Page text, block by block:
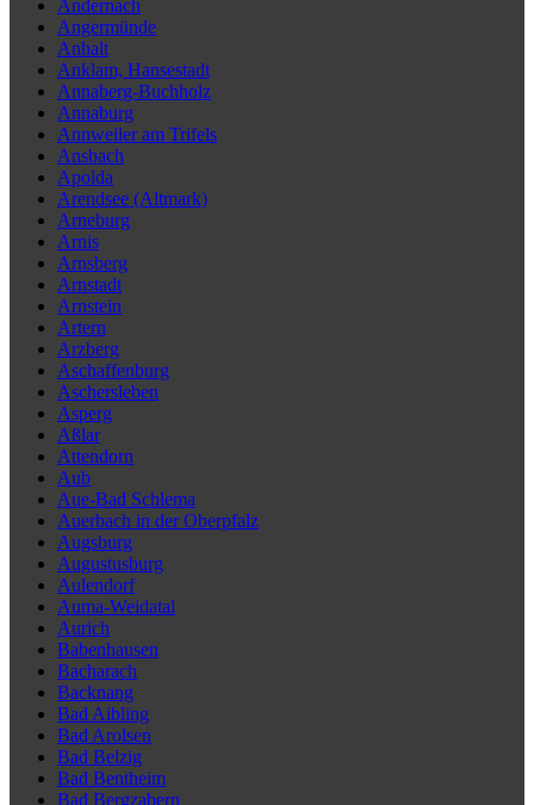
Andernach
Angermünde
Anhalt
Anklam, Hansestadt
Annaberg-Buchholz
Annaburg
Annweiler am Trifels
Ansbach
Apolda
Arendsee (Altmark)
Arneburg
Arnis
Arnsberg
Arnstadt
Arnstein
Artern
Arzberg
Aschaffenburg
Aschersleben
Asperg
Aßlar
Attendorn
Aub
Aue-Bad Schlema
Auerbach in der Oberpfalz
Augsburg
Augustusburg
Aulendorf
Auma-Weidatal
Aurich
Babenhausen
Bacharach
Backnang
Bad Aibling
Bad Arolsen
Bad Belzig
Bad Bentheim
Bad Bergzabern